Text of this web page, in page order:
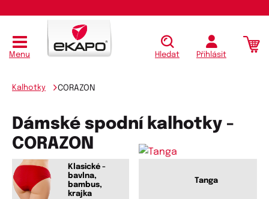
Menu Hledat Přihlásit
Kalhotky CORAZON
Dámské spodní kalhotky -
CORAZON
Klasické -
bavlna,
bambus,
krajka
Tanga